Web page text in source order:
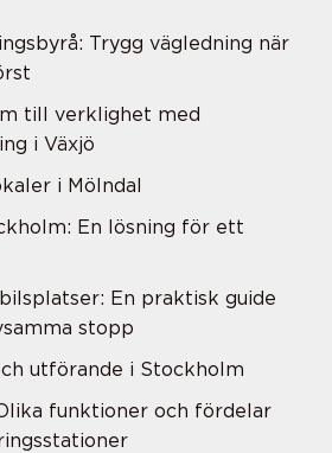
Trygg vägledning när
till verklighet med
i Växjö
i Mölndal
En lösning för ett
En praktisk guide
stopp
utförande i Stockholm
funktioner och fördelar